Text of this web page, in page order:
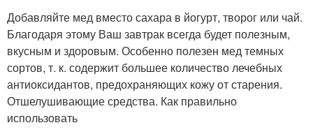
Добавляйте мед вместо сахара в йогурт, творог или чай.
Благодаря этому Ваш завтрак всегда будет полезным,
вкусным и здоровым. Особенно полезен мед темных
сортов, т. к. содержит большее количество лечебных
антиоксидантов, предохраняющих кожу от старения.
Отшелушивающие средства. Как правильно
использовать